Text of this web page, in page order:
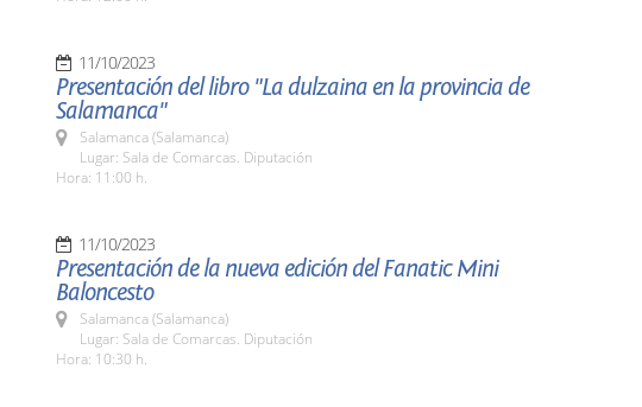
11/10/2023
Presentación del libro "La dulzaina en la provincia de
Salamanca"
Salamanca (Salamanca)
Lugar: Sala de Comarcas. Diputación
Hora: 11:00 h.
11/10/2023
Presentación de la nueva edición del Fanatic Mini
Baloncesto
Salamanca (Salamanca)
Lugar: Sala de Comarcas. Diputación
Hora: 10:30 h.